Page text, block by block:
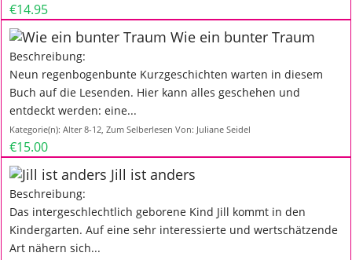
€14.95
Wie ein bunter Traum
Beschreibung:
Neun regenbogenbunte Kurzgeschichten warten in diesem
Buch auf die Lesenden. Hier kann alles geschehen und
entdeckt werden: eine...
Kategorie(n): Alter 8-12, Zum Selberlesen Von: Juliane Seidel
€15.00
Jill ist anders
Beschreibung:
Das intergeschlechtlich geborene Kind Jill kommt in den
Kindergarten. Auf eine sehr interessierte und wertschätzende
Art nähern sich...